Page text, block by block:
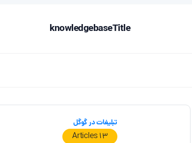
knowledgebaseTitle
تبلیغات در گوگل
13 Articles